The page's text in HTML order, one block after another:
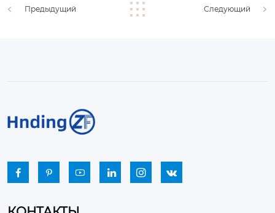
Предыдущий Следующий
     